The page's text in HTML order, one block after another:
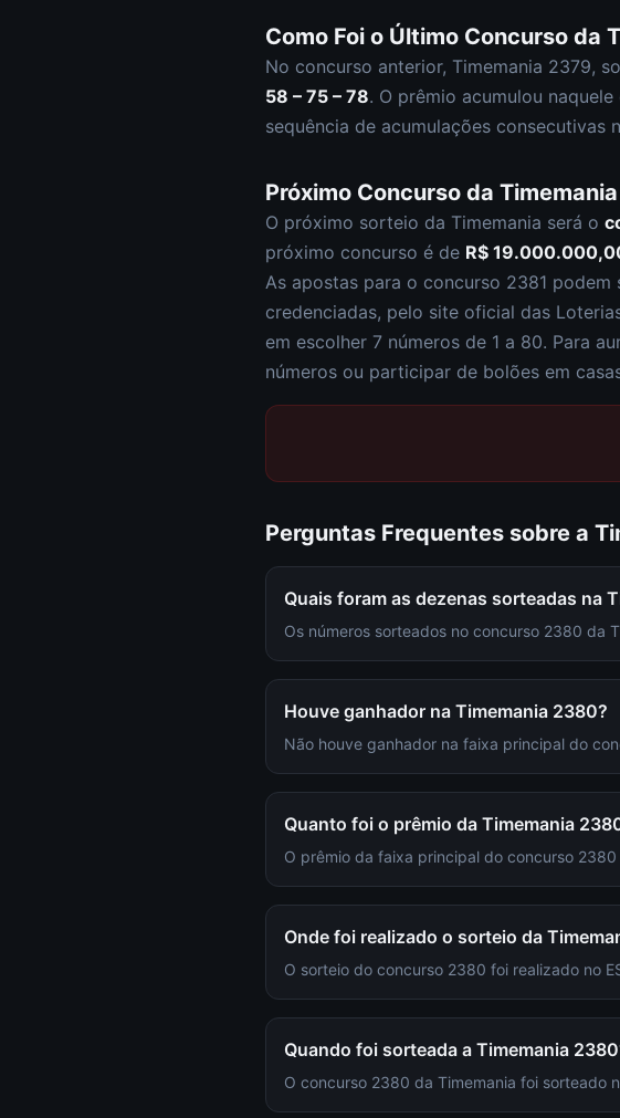
Como Foi o Último Concurso da
No concurso anterior, Timemania 2379,
58 – 75 – 78. O prêmio acumulou naquele
sequência de acumulações consecutivas
Próximo Concurso da Timemania
O próximo sorteio da Timemania será o
próximo concurso é de R$
As apostas para o concurso 2381 podem
credenciadas, pelo site oficial das
em escolher 7 números de 1 a 80. Para
números ou participar de bolões em
Perguntas Frequentes sobre a
Quais foram as dezenas sorteadas na
Os números sorteados no concurso 2380 da
Houve ganhador na Timemania 2380?
Não houve ganhador na faixa principal do
Quanto foi o prêmio da Timemania
O prêmio da faixa principal do concurso
Onde foi realizado o sorteio da
O sorteio do concurso 2380 foi realizado no
Quando foi sorteada a Timemania
O concurso 2380 da Timemania foi sorteado